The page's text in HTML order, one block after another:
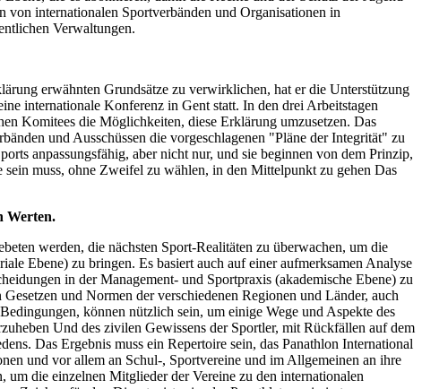
internationalen Sportverbänden und Organisationen in
Verwaltungen.
erwähnten Grundsätze zu verwirklichen, hat er die Unterstützung
internationale Konferenz in Gent statt. In den drei Arbeitstagen
Komitees die Möglichkeiten, diese Erklärung umzusetzen. Das
und Ausschüssen die vorgeschlagenen "Pläne der Integrität" zu
anpassungsfähig, aber nicht nur, und sie beginnen von dem Prinzip,
muss, ohne Zweifel zu wählen, in den Mittelpunkt zu gehen Das
Werten.
werden, die nächsten Sport-Realitäten zu überwachen, um die
Ebene) zu bringen. Es basiert auch auf einer aufmerksamen Analyse
in der Management- und Sportpraxis (akademische Ebene) zu
und Normen der verschiedenen Regionen und Länder, auch
können nützlich sein, um einige Wege und Aspekte des
Und des zivilen Gewissens der Sportler, mit Rückfällen auf dem
Das Ergebnis muss ein Repertoire sein, das Panathlon International
und vor allem an Schul-, Sportvereine und im Allgemeinen an ihre
um die einzelnen Mitglieder der Vereine zu den internationalen